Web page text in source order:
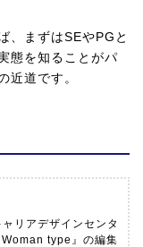
、まずはSEやPGと
態を知ることがパ
近道です。
リアデザインセンタ
type』の編集